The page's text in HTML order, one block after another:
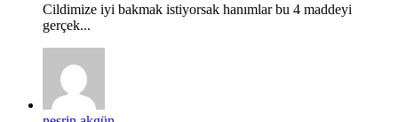
Cildimize iyi bakmak istiyorsak hanımlar bu 4 maddeyi
gerçek...